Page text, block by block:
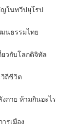
ในทวีปยุโรป
นธรรมไทย
ยวกับโลกดิจิทัล
ถีชีวิต
กาย ห้ามกินอะไร
รเมือง